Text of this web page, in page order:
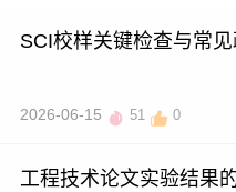
SCI校样关键检查与常
2026-06-15 51 0
工程技术论文实验结果